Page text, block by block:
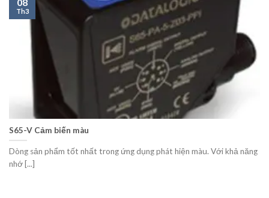
S65-V Cảm biến màu
Dòng sản phẩm tốt nhất trong ứng dụng phát hiện màu. Với khả năng
nhớ [...]
Th3